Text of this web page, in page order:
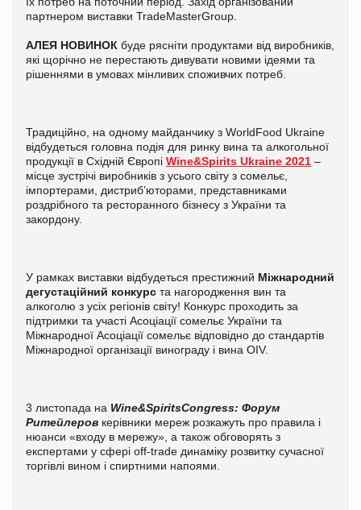
партнером виставки TradeMasterGroup.
АЛЕЯ НОВИНОК буде рясніти продуктами від виробників,
які щорічно не перестають дивувати новими ідеями та
рішеннями в умовах мінливих споживчих потреб.
Традиційно, на одному майданчику з WorldFood Ukraine
відбудеться головна подія для ринку вина та алкогольної
продукції в Східній Європі Wine&Spirits Ukraine 2021 –
місце зустрічі виробників з усього світу з сомельє,
імпортерами, дистриб’юторами, представниками
роздрібного та ресторанного бізнесу з України та
закордону.
У рамках виставки відбудеться престижний Міжнародний
дегустаційний конкурс та нагородження вин та
алкоголю з усіх регіонів світу! Конкурс проходить за
підтримки та участі Асоціації сомельє України та
Міжнародної Асоціації сомельє відповідно до стандартів
Міжнародної організації винограду і вина OIV.
3 листопада на Wine&SpiritsCongress: Форум
Ритейлеров керівники мереж розкажуть про правила і
нюанси «входу в мережу», а також обговорять з
експертами у сфері off-trade динаміку розвитку сучасної
торгівлі вином і спиртними напоями.